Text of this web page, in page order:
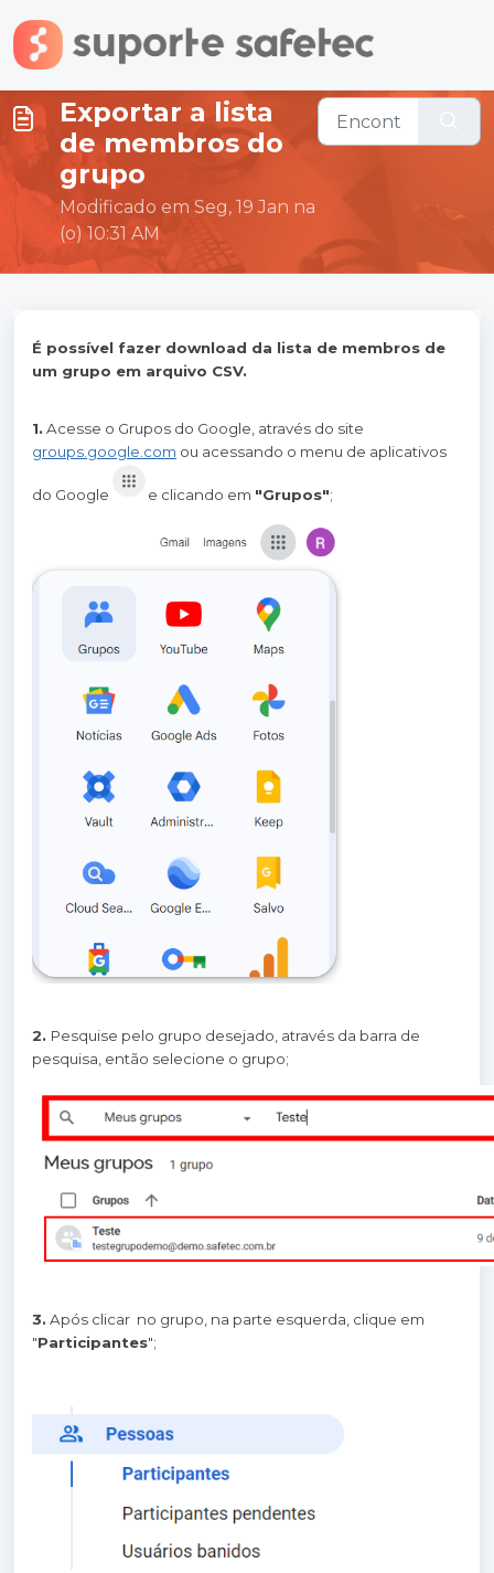
Ir para o conteúdo principal
Exportar a lista
de membros do
grupo
Modificado em Seg, 19 Jan na
(o) 10:31 AM
É possível fazer download da lista de membros de
um grupo em arquivo CSV.
1. Acesse o Grupos do Google, através do site
groups.google.com ou acessando o menu de aplicativos
do Google e clicando em "Grupos";
2. Pesquise pelo grupo desejado, através da barra de
pesquisa, então selecione o grupo;
3. Após clicar no grupo, na parte esquerda, clique em
"Participantes";